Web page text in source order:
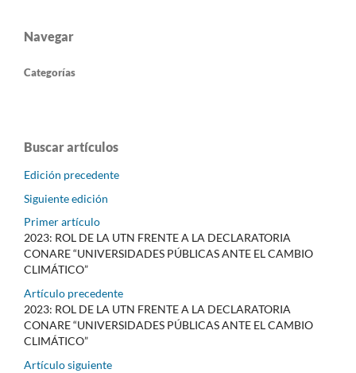
Navegar
Categorías
Buscar artículos
Edición precedente
Siguiente edición
Primer artículo
2023: ROL DE LA UTN FRENTE A LA DECLARATORIA
CONARE “UNIVERSIDADES PÚBLICAS ANTE EL CAMBIO
CLIMÁTICO”
Artículo precedente
2023: ROL DE LA UTN FRENTE A LA DECLARATORIA
CONARE “UNIVERSIDADES PÚBLICAS ANTE EL CAMBIO
CLIMÁTICO”
Artículo siguiente